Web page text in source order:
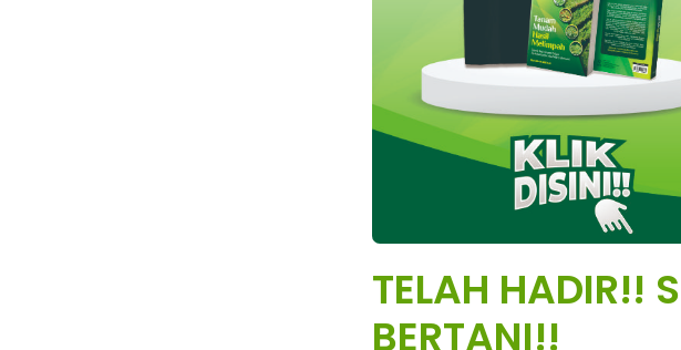
TELAH HADIR!!
BERTANI!!